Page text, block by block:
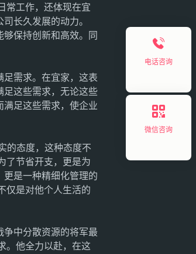
常工作，还体现在宜
长久发展的动力。
保持创新和高效。同
需求。在宜家，这表
足这些需求，无论这些
足这些需求，使企业
的态度，这种态度不
了节省开支，更是为
是一种精细化管理的
仅是对他个人生活的
争中分散资源的将军最
。他全力以赴，在这
电话咨询
微信咨询